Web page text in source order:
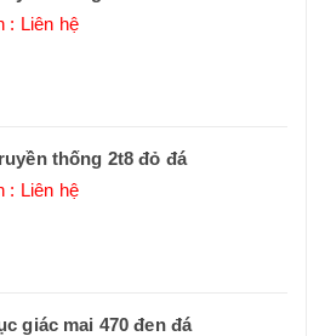
: Liên hệ
thống 2t8 đỏ đá
: Liên hệ
giác mai 470 đen đá